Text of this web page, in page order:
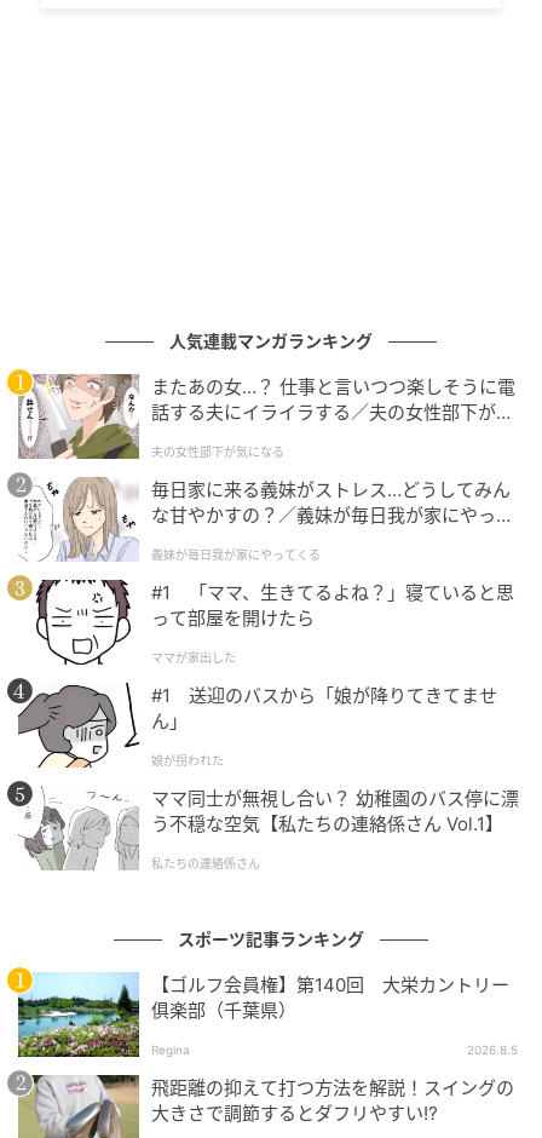
写真＝高橋淳司
元記事で読む
次の記事
150ヤード以内の短めパー３は楕円のエリアで
狙えば8割以上乗る！乗るコツを解説
の記事をもっとみる
人気連載マンガランキング
またあの女…？ 仕事と言いつつ楽しそうに電
話する夫にイライラする／夫の女性部下が気
夫の女性部下が気になる
毎日家に来る義妹がストレス…どうしてみん
な甘やかすの？／義妹が毎日我が家にやって
が】
義妹が毎日我が家にやってくる
#1 「ママ、生きてるよね？」寝ていると思
って部屋を開けたら
ママが家出した
#1 送迎のバスから「娘が降りてきてませ
ん」
娘が拐われた
ママ同士が無視し合い？ 幼稚園のバス停に漂
う不穏な空気【私たちの連絡係さん Vol.1】
私たちの連絡係さん
スポーツ記事ランキング
【ゴルフ会員権】第140回 大栄カントリー
俱楽部（千葉県）
Regina 2026.8.5
飛距離の抑えて打つ方法を解説！スイングの
大きさで調節するとダフリやすい⁉